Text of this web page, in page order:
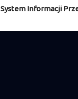
System Informacji